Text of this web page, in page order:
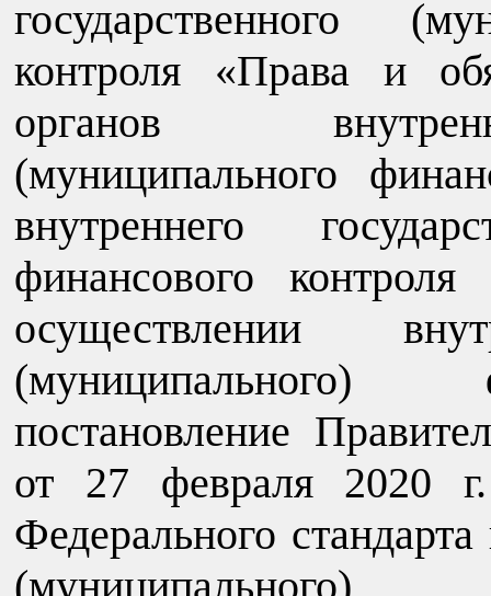
государственного
контроля «Права и
органов
(муниципального
внутреннего
финансового
осуществлении
(муниципального)
постановление
от 27 февраля 2020
Федерального стандарта
(муниципального)